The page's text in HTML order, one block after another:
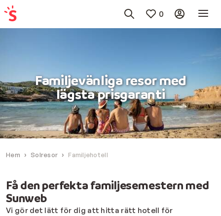
0
Familjevänliga resor med
lägsta prisgaranti
Hem Solresor Familjehotell
Få den perfekta familjesemestern med
Sunweb
Vi gör det lätt för dig att hitta rätt hotell för